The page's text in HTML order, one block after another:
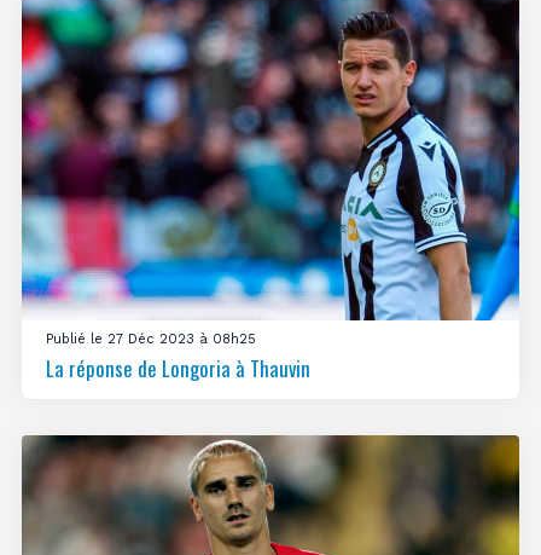
Publié le 27 Déc 2023 à 08h25
La réponse de Longoria à Thauvin